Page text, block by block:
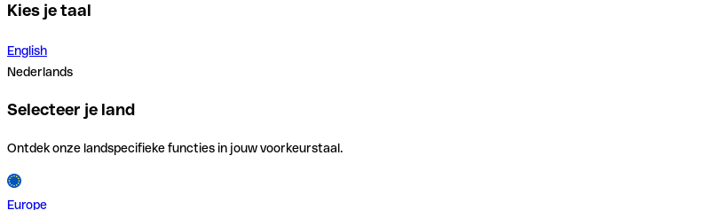
Kies je taal
English
Nederlands
Selecteer je land
Ontdek onze landspecifieke functies in jouw voorkeurstaal.
Europe